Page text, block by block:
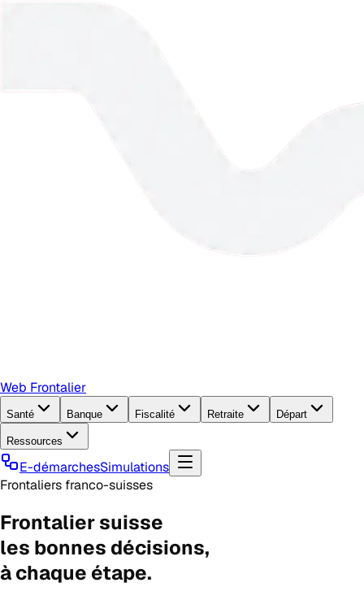
Web Frontalier
Santé Banque Fiscalité Retraite Départ
Ressources
E-démarchesSimulations
Frontaliers franco-suisses
Frontalier suisse
les bonnes décisions,
à chaque étape.